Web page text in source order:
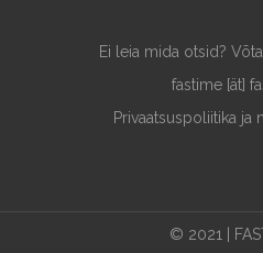
Ei leia mida otsid?
fastime [ät]
Privaatsuspoliitika ja
© 2021 |